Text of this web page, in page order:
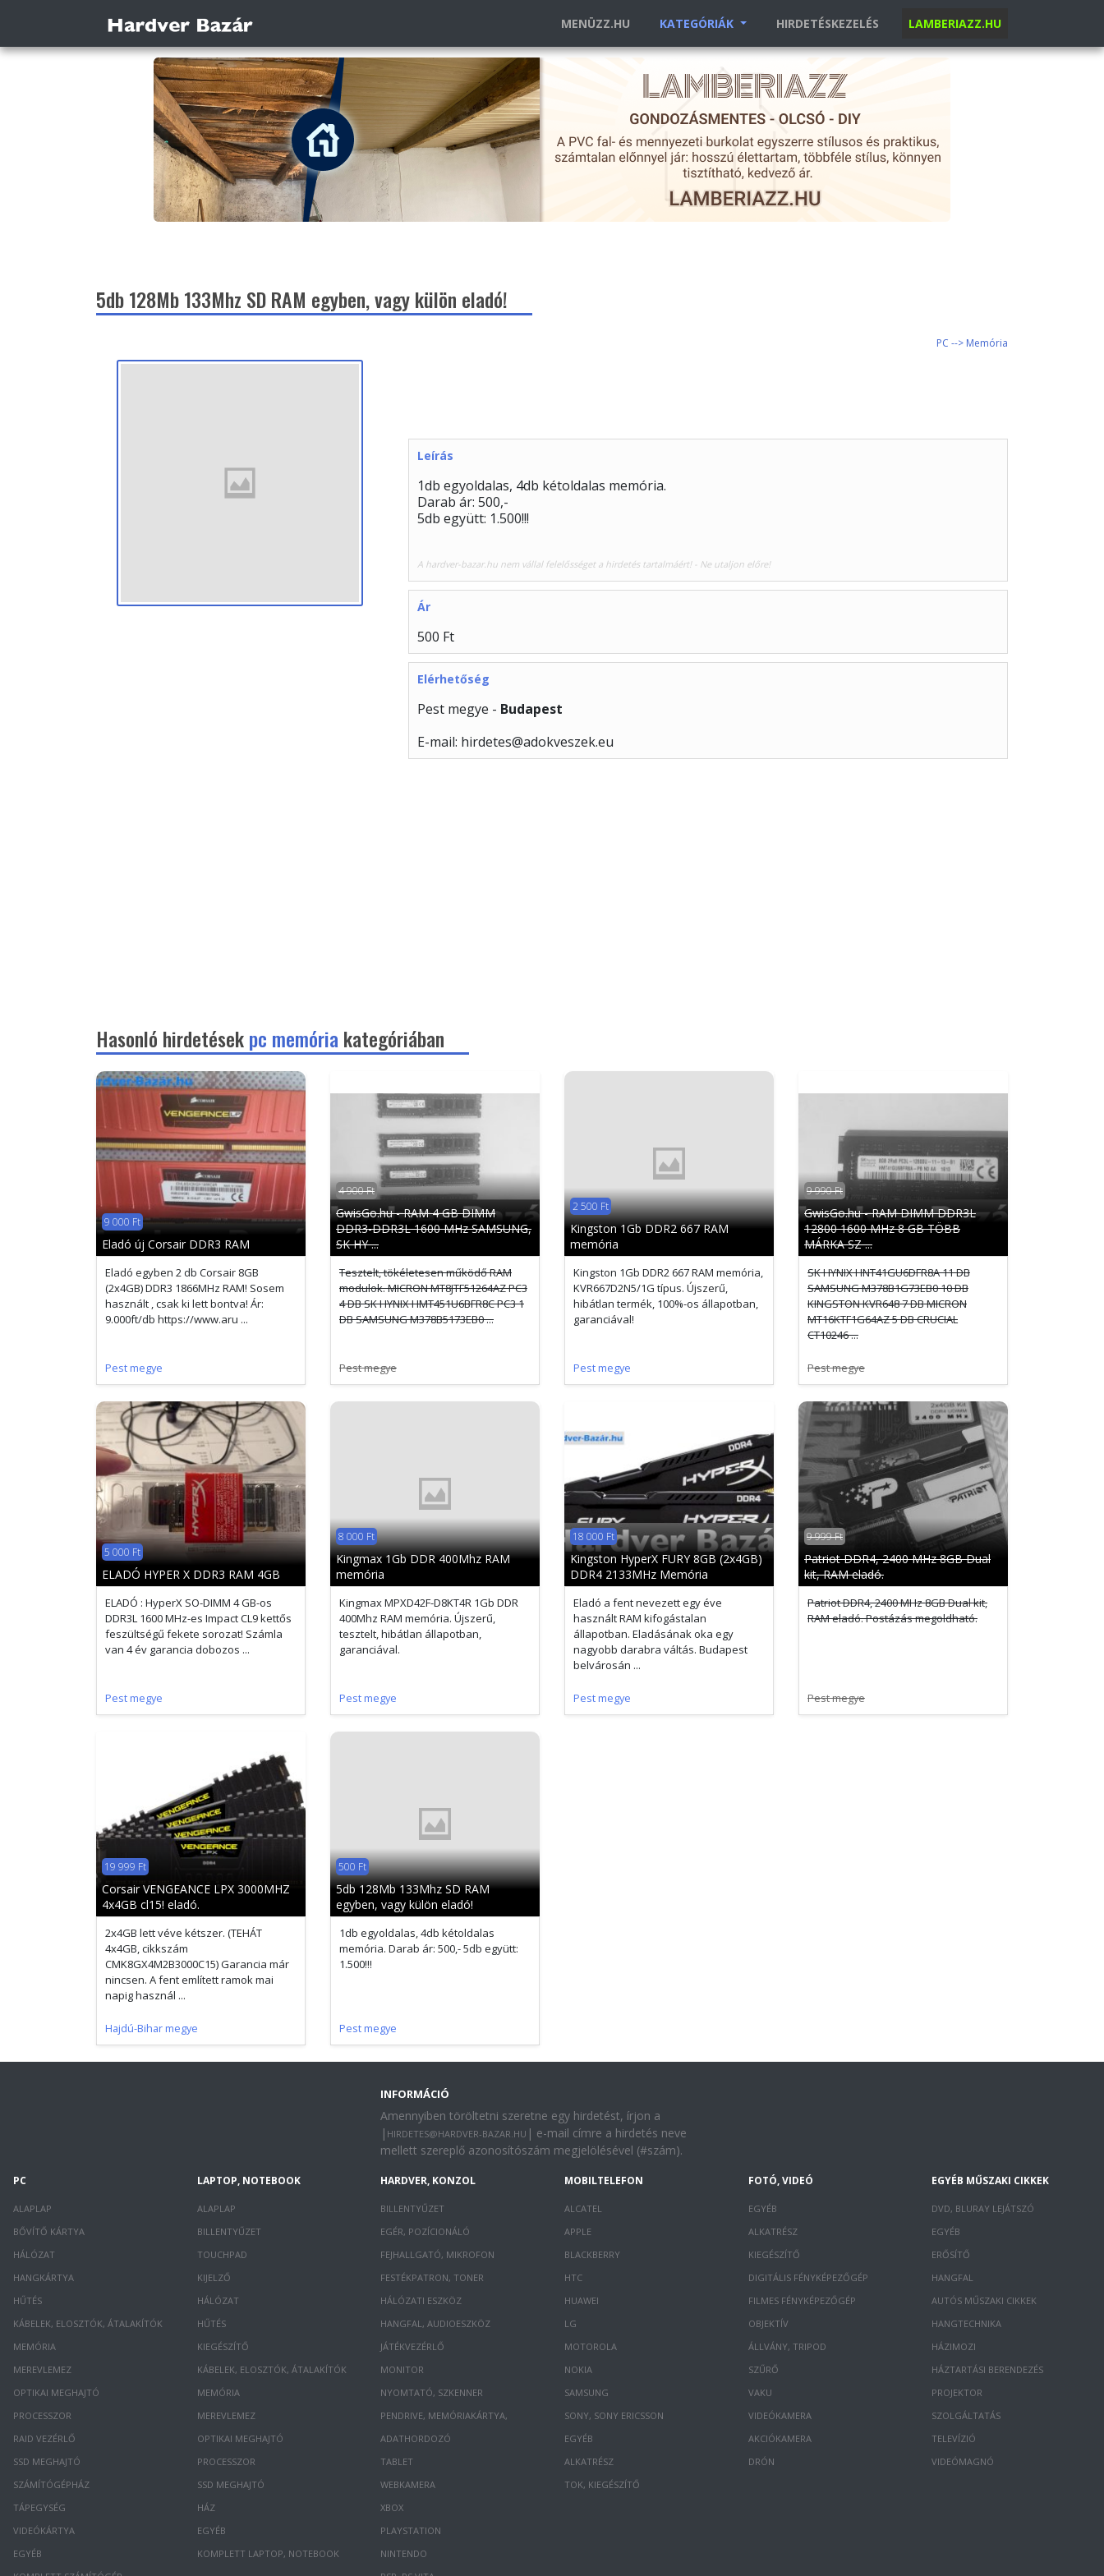
MENÜZZ.HU KATEGÓRIÁK HIRDETÉSKEZELÉS LAMBERIAZZ.HU
5db 128Mb 133Mhz SD RAM egyben, vagy külön eladó!
PC --> Memória
Leírás
1db egyoldalas, 4db kétoldalas memória.
Darab ár: 500,-
5db együtt: 1.500!!!
A hardver-bazar.hu nem vállal felelősséget a hirdetés tartalmáért! - Ne utaljon előre!
Ár
500 Ft
Elérhetőség
Pest megye - Budapest
E-mail: hirdetes@adokveszek.eu
Hasonló hirdetésekpc memória kategóriában
9 000 Ft
Eladó új Corsair DDR3 RAM
Eladó egyben 2 db Corsair 8GB
(2x4GB) DDR3 1866MHz RAM! Sosem
használt , csak ki lett bontva! Ár:
9.000ft/db https://www.aru ...
Pest megye
4 900 Ft
GwisGo.hu - RAM 4 GB DIMM
DDR3-DDR3L 1600 MHz SAMSUNG,
SK HY ...
Tesztelt, tökéletesen működő RAM
modulok. MICRON MT8JTF51264AZ PC3
4 DB SK HYNIX HMT451U6BFR8C PC3 1
DB SAMSUNG M378B5173EB0 ...
Pest megye
2 500 Ft
Kingston 1Gb DDR2 667 RAM
memória
Kingston 1Gb DDR2 667 RAM memória,
KVR667D2N5/1G típus. Újszerű,
hibátlan termék, 100%-os állapotban,
garanciával!
Pest megye
9 990 Ft
GwisGo.hu - RAM DIMM DDR3L
12800 1600 MHz 8 GB TÖBB
MÁRKA SZ ...
SK HYNIX HNT41GU6DFR8A 11 DB
SAMSUNG M378B1G73EB0 10 DB
KINGSTON KVR648 7 DB MICRON
MT16KTF1G64AZ 5 DB CRUCIAL
CT10246 ...
Pest megye
5 000 Ft
ELADÓ HYPER X DDR3 RAM 4GB
ELADÓ : HyperX SO-DIMM 4 GB-os
DDR3L 1600 MHz-es Impact CL9 kettős
feszültségű fekete sorozat! Számla
van 4 év garancia dobozos ...
Pest megye
8 000 Ft
Kingmax 1Gb DDR 400Mhz RAM
memória
Kingmax MPXD42F-D8KT4R 1Gb DDR
400Mhz RAM memória. Újszerű,
tesztelt, hibátlan állapotban,
garanciával.
Pest megye
18 000 Ft
Kingston HyperX FURY 8GB (2x4GB)
DDR4 2133MHz Memória
Eladó a fent nevezett egy éve
használt RAM kifogástalan
állapotban. Eladásának oka egy
nagyobb darabra váltás. Budapest
belvárosán ...
Pest megye
9 999 Ft
Patriot DDR4, 2400 MHz 8GB Dual
kit, RAM eladó.
Patriot DDR4, 2400 MHz 8GB Dual kit,
RAM eladó. Postázás megoldható.
Pest megye
19 999 Ft
Corsair VENGEANCE LPX 3000MHZ
4x4GB cl15! eladó.
2x4GB lett véve kétszer. (TEHÁT
4x4GB, cikkszám
CMK8GX4M2B3000C15) Garancia már
nincsen. A fent említett ramok mai
napig használ ...
Hajdú-Bihar megye
500 Ft
5db 128Mb 133Mhz SD RAM
egyben, vagy külön eladó!
1db egyoldalas, 4db kétoldalas
memória. Darab ár: 500,- 5db együtt:
1.500!!!
Pest megye
INFORMÁCIÓ
Amennyiben töröltetni szeretne egy hirdetést, írjon a
| HIRDETES@HARDVER-BAZAR.HU | e-mail címre a hirdetés neve
mellett szereplő azonosítószám megjelölésével (#szám).
PC
ALAPLAP
BŐVÍTŐ KÁRTYA
HÁLÓZAT
HANGKÁRTYA
HŰTÉS
KÁBELEK, ELOSZTÓK, ÁTALAKÍTÓK
MEMÓRIA
MEREVLEMEZ
OPTIKAI MEGHAJTÓ
PROCESSZOR
RAID VEZÉRLŐ
SSD MEGHAJTÓ
SZÁMÍTÓGÉPHÁZ
TÁPEGYSÉG
VIDEÓKÁRTYA
EGYÉB
LAPTOP, NOTEBOOK
ALAPLAP
BILLENTYŰZET
TOUCHPAD
KIJELZŐ
HÁLÓZAT
HŰTÉS
KIEGÉSZÍTŐ
KÁBELEK, ELOSZTÓK, ÁTALAKÍTÓK
MEMÓRIA
MEREVLEMEZ
OPTIKAI MEGHAJTÓ
PROCESSZOR
SSD MEGHAJTÓ
HÁZ
EGYÉB
KOMPLETT LAPTOP, NOTEBOOK
HARDVER, KONZOL
BILLENTYŰZET
EGÉR, POZÍCIONÁLÓ
FEJHALLGATÓ, MIKROFON
FESTÉKPATRON, TONER
HÁLÓZATI ESZKÖZ
HANGFAL, AUDIOESZKÖZ
JÁTÉKVEZÉRLŐ
MONITOR
NYOMTATÓ, SZKENNER
PENDRIVE, MEMÓRIAKÁRTYA,
ADATHORDOZÓ
TABLET
WEBKAMERA
XBOX
PLAYSTATION
NINTENDO
MOBILTELEFON
ALCATEL
APPLE
BLACKBERRY
HTC
HUAWEI
LG
MOTOROLA
NOKIA
SAMSUNG
SONY, SONY ERICSSON
EGYÉB
ALKATRÉSZ
TOK, KIEGÉSZÍTŐ
FOTÓ, VIDEÓ
EGYÉB
ALKATRÉSZ
KIEGÉSZÍTŐ
DIGITÁLIS FÉNYKÉPEZŐGÉP
FILMES FÉNYKÉPEZŐGÉP
OBJEKTÍV
ÁLLVÁNY, TRIPOD
SZŰRŐ
VAKU
VIDEÓKAMERA
AKCIÓKAMERA
DRÓN
EGYÉB MŰSZAKI CIKKEK
DVD, BLURAY LEJÁTSZÓ
EGYÉB
ERŐSÍTŐ
HANGFAL
AUTÓS MŰSZAKI CIKKEK
HANGTECHNIKA
HÁZIMOZI
HÁZTARTÁSI BERENDEZÉS
PROJEKTOR
SZOLGÁLTATÁS
TELEVÍZIÓ
VIDEÓMAGNÓ